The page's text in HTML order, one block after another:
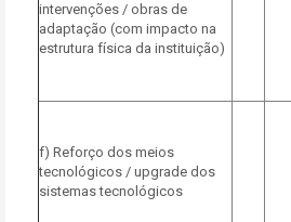
intervenções / obras de
adaptação (com impacto na
estrutura física da instituição)
f) Reforço dos meios
tecnológicos / upgrade dos
sistemas tecnológicos